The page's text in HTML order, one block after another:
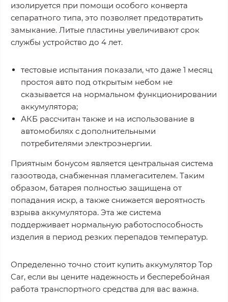
изолируется при помощи особого конверта
сепаратного типа, это позволяет предотвратить
замыкание. Литые пластины увеличивают срок
службы устройство до 4 лет.
тестовые испытания показали, что даже 1 месяц
простоя авто под открытым небом не
сказывается на нормальном функционировании
аккумулятора;
АКБ рассчитан также и на использование в
автомобилях с дополнительными
потребителями электроэнергии.
Приятным бонусом является центральная система
газоотвода, снабженная пламегасителем. Таким
образом, батарея полностью защищена от
попадания искр, а также снижается вероятность
взрыва аккумулятора. Эта же система
поддерживает нормальную работоспособность
изделия в период резких перепадов температур.
Определенно точно стоит купить аккумулятор Top
Car, если вы цените надежность и бесперебойная
работа транспортного средства для вас важна.